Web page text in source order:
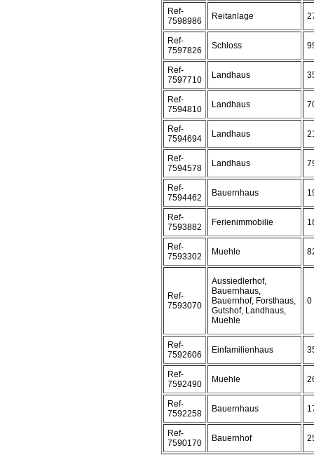
Ref-
7598986
Reitanlage
Ref-
7597826
Schloss
Ref-
7597710
Landhaus
Ref-
7594810
Landhaus
Ref-
7594694
Landhaus
Ref-
7594578
Landhaus
Ref-
7594462
Bauernhaus
Ref-
7593882
Ferienimmobilie
Ref-
7593302
Muehle
Ref-
7593070
Aussiedlerhof,
Bauernhaus,
Bauernhof, Forsthaus,
Gutshof, Landhaus,
Muehle
0
Ref-
7592606
Einfamilienhaus
Ref-
7592490
Muehle
Ref-
7592258
Bauernhaus
Ref-
7590170
Bauernhof